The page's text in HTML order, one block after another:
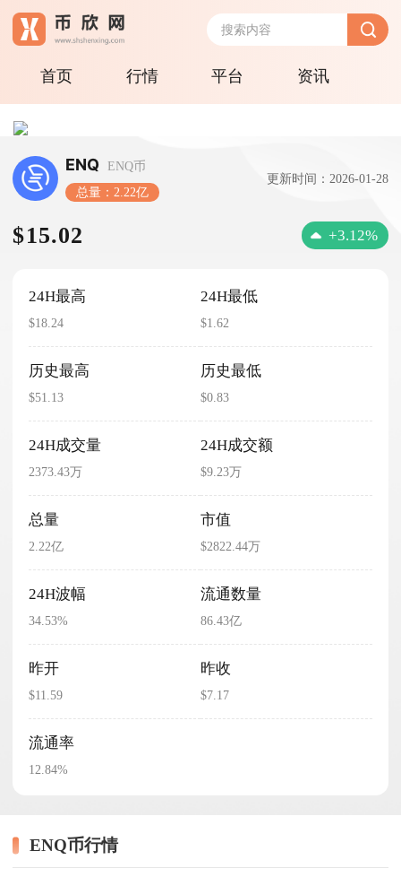
首页 行情 平台 资讯
ENQ
ENQ币
总量：2.22亿
更新时间：2026-01-28
$15.02 +3.12%
24H最高
$18.24
24H最低
$1.62
历史最高
$51.13
历史最低
$0.83
24H成交量
2373.43万
24H成交额
$9.23万
总量
2.22亿
市值
$2822.44万
24H波幅
34.53%
流通数量
86.43亿
昨开
$11.59
昨收
$7.17
流通率
12.84%
ENQ币行情